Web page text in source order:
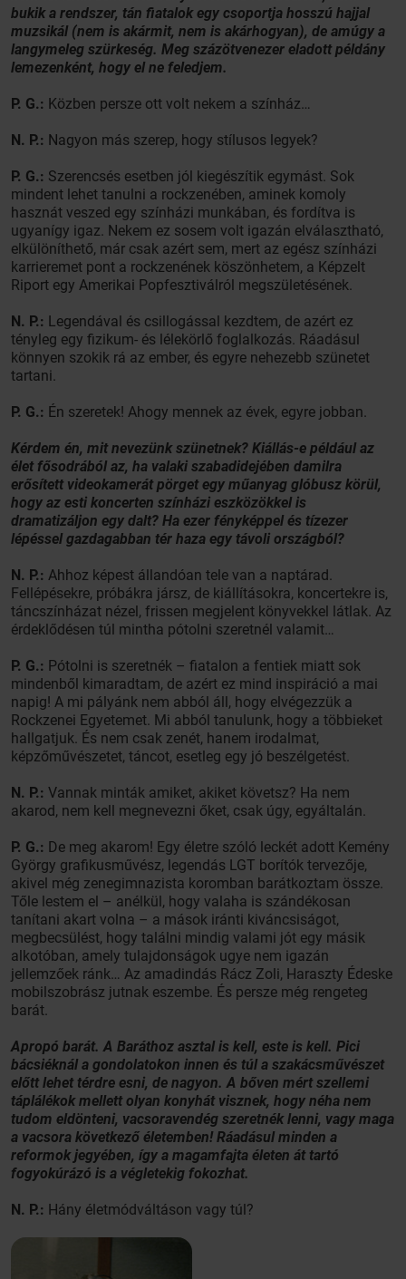
bukik a rendszer, tán fiatalok egy csoportja hosszú hajjal
muzsikál (nem is akármit, nem is akárhogyan), de amúgy a
langymeleg szürkeség. Meg százötvenezer eladott példány
lemezenként, hogy el ne feledjem.
P. G.: Közben persze ott volt nekem a színház…
N. P.: Nagyon más szerep, hogy stílusos legyek?
P. G.: Szerencsés esetben jól kiegészítik egymást. Sok
mindent lehet tanulni a rockzenében, aminek komoly
hasznát veszed egy színházi munkában, és fordítva is
ugyanígy igaz. Nekem ez sosem volt igazán elválasztható,
elkülöníthető, már csak azért sem, mert az egész színházi
karrieremet pont a rockzenének köszönhetem, a Képzelt
Riport egy Amerikai Popfesztiválról megszületésének.
N. P.: Legendával és csillogással kezdtem, de azért ez
tényleg egy fizikum- és lélekörlő foglalkozás. Ráadásul
könnyen szokik rá az ember, és egyre nehezebb szünetet
tartani.
P. G.: Én szeretek! Ahogy mennek az évek, egyre jobban.
Kérdem én, mit nevezünk szünetnek? Kiállás-e például az
élet fősodrából az, ha valaki szabadidejében damilra
erősített videokamerát pörget egy műanyag glóbusz körül,
hogy az esti koncerten színházi eszközökkel is
dramatizáljon egy dalt? Ha ezer fényképpel és tízezer
lépéssel gazdagabban tér haza egy távoli országból?
N. P.: Ahhoz képest állandóan tele van a naptárad.
Fellépésekre, próbákra jársz, de kiállításokra, koncertekre is,
táncszínházat nézel, frissen megjelent könyvekkel látlak. Az
érdeklődésen túl mintha pótolni szeretnél valamit…
P. G.: Pótolni is szeretnék – fiatalon a fentiek miatt sok
mindenből kimaradtam, de azért ez mind inspiráció a mai
napig! A mi pályánk nem abból áll, hogy elvégezzük a
Rockzenei Egyetemet. Mi abból tanulunk, hogy a többieket
hallgatjuk. És nem csak zenét, hanem irodalmat,
képzőművészetet, táncot, esetleg egy jó beszélgetést.
N. P.: Vannak minták amiket, akiket követsz? Ha nem
akarod, nem kell megnevezni őket, csak úgy, egyáltalán.
P. G.: De meg akarom! Egy életre szóló leckét adott Kemény
György grafikusművész, legendás LGT borítók tervezője,
akivel még zenegimnazista koromban barátkoztam össze.
Tőle lestem el – anélkül, hogy valaha is szándékosan
tanítani akart volna – a mások iránti kiváncsiságot,
megbecsülést, hogy találni mindig valami jót egy másik
alkotóban, amely tulajdonságok ugye nem igazán
jellemzőek ránk… Az amadindás Rácz Zoli, Haraszty Édeske
mobilszobrász jutnak eszembe. És persze még rengeteg
barát.
Apropó barát. A Baráthoz asztal is kell, este is kell. Pici
bácsiéknál a gondolatokon innen és túl a szakácsművészet
előtt lehet térdre esni, de nagyon. A bőven mért szellemi
táplálékok mellett olyan konyhát visznek, hogy néha nem
tudom eldönteni, vacsoravendég szeretnék lenni, vagy maga
a vacsora következő életemben! Ráadásul minden a
reformok jegyében, így a magamfajta életen át tartó
fogyokúrázó is a végletekig fokozhat.
N. P.: Hány életmódváltáson vagy túl?